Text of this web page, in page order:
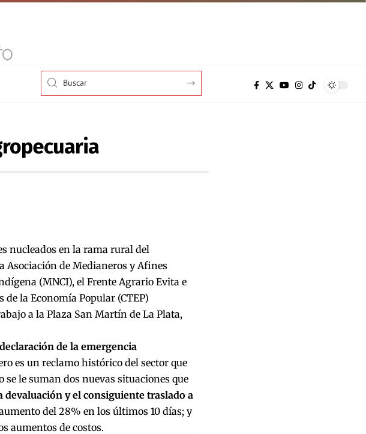
nucleados en la rama rural del
Asociación de Medianeros y Afines
(MNCI), el Frente Agrario Evita e
la Economía Popular (CTEP)
a la Plaza San Martín de La Plata,
de la emergencia
es un reclamo histórico del sector que
se le suman dos nuevas situaciones que
devaluación y el consiguiente traslado a
del 28% en los últimos 10 días; y
aumentos de costos.